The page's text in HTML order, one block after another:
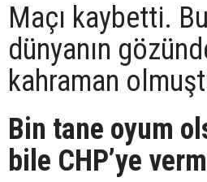
Maçı kaybetti.
dünyanın
kahraman
Bin tane oyum
bile CHP’ye